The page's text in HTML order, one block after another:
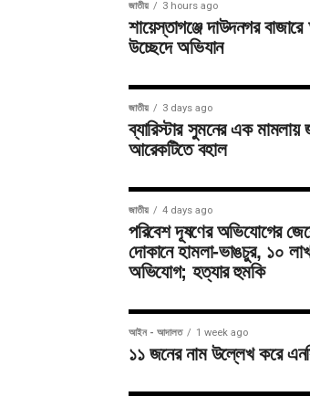
জাতীয় 3 hours ago
শায়েস্তাগঞ্জে দাউদনগর
উচ্ছেদে অভিযান
জাতীয় 3 days ago
ব্যারিস্টার সুমনের এক মামলায়
আরেকটিতে বহাল
জাতীয় 4 days ago
পরিবেশ দূষণের অভিযোগের
দোকানে হামলা-ভাঙচুর, ১০
অভিযোগ; হত্যার হুমকি
আইন - আদালত 1 week ago
১১ জনের নাম উল্লেখ করে